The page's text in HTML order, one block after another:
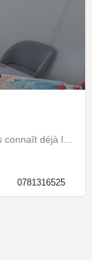
0781316525